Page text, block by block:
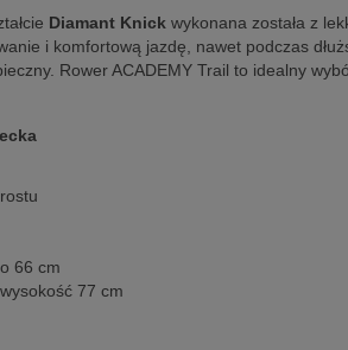
Diamant Knick wykonana została z
i komfortową jazdę, nawet podczas
Rower ACADEMY Trail to idealny
66 cm
77 cm